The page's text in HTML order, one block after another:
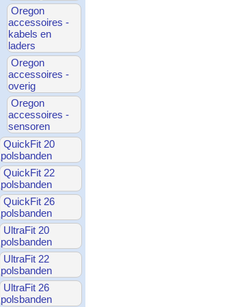
Oregon
accessoires -
kabels en
laders
Oregon
accessoires -
overig
Oregon
accessoires -
sensoren
QuickFit 20
polsbanden
QuickFit 22
polsbanden
QuickFit 26
polsbanden
UltraFit 20
polsbanden
UltraFit 22
polsbanden
UltraFit 26
polsbanden